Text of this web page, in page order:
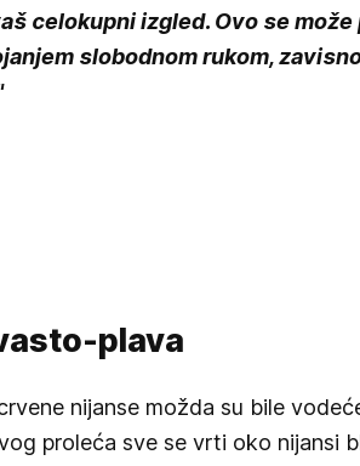
celokupni izgled. Ovo se
slobodnom rukom,
plava
nijanse možda su bile
proleća sve se vrti oko nijansi